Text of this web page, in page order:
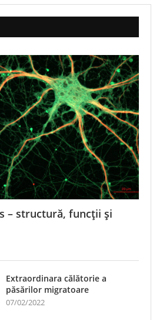
– structură, funcții și
Extraordinara călătorie a
păsărilor migratoare
07/02/2022